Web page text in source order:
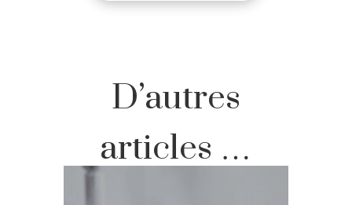
D’autres
articles …